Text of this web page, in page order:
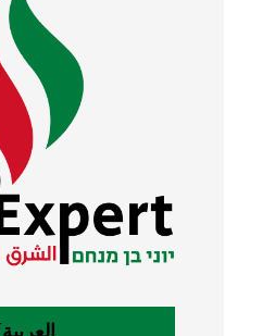
العربية